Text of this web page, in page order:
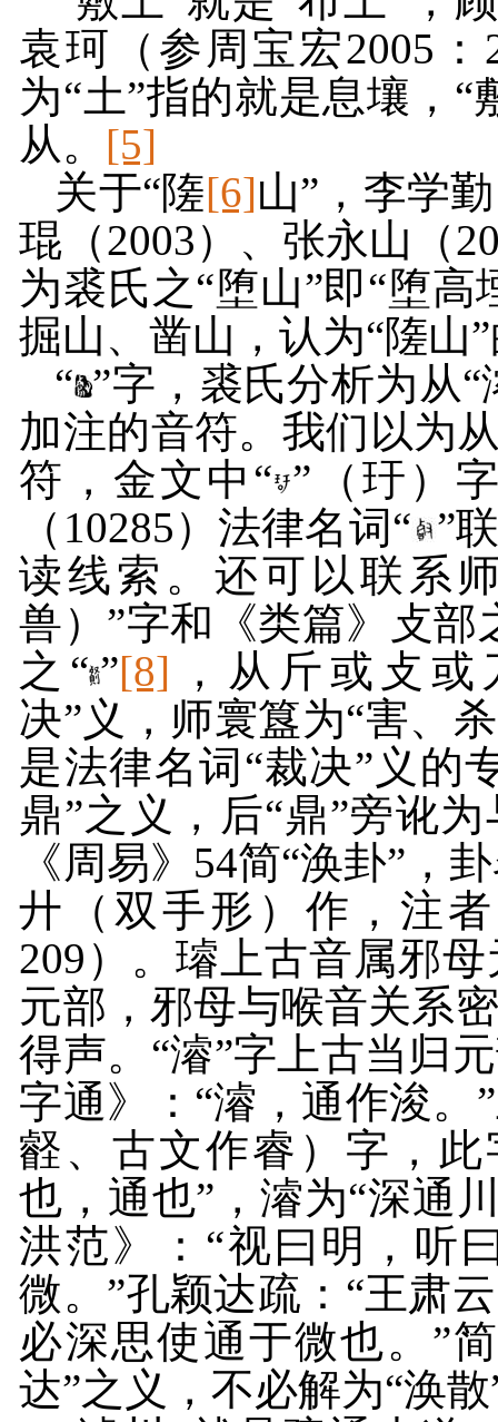
袁珂（参周宝宏2005 ：
为“土”指的就是息壤，
从。 [5]
关于“隓[6]山”，李学
琨（2003）、张永山（
为裘氏之“堕山”即“堕
掘山、凿山，认为“隓山
“ ”字，裘氏分析为从
加注的音符。我们以为
符，金文中“ ”（玗）
（ 10285）法律名词“ ”
读线索。还可以联系
兽）”字和《类篇》攴部
之“ ”[8] ，从斤或攴
决”义，师寰簋为“害、
是法律名词“裁决”义的
鼎”之义，后“鼎”旁讹
《周易》 54简“涣卦”，
廾（双手形）作，注
209 ）。璿上古音属邪
元部，邪母与喉音关系
得声。“濬”字上古当归
字通》：“濬，通作浚。
壡、古文作睿）字，
也，通也”，濬为“深通
洪范》：“视曰明，听
微。”孔颖达疏：“王肃
必深思使通于微也。”
达”之义，不必解为“涣散